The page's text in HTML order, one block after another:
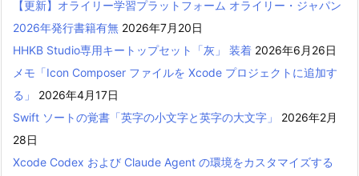
【更新】オライリー学習プラットフォーム オライリー・ジャパン
2026年発行書籍有無 2026年7月20日
HHKB Studio専用キートップセット「灰」 装着 2026年6月26日
メモ「Icon Composer ファイルを Xcode プロジェクトに追加す
る」
2026年4月17日
Swift ソートの覚書「英字の小文字と英字の大文字」
2026年2月
28日
Xcode Codex および Claude Agent の環境をカスタマイズする